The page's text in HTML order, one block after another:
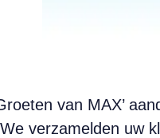
van MAX’
verzamelden uw